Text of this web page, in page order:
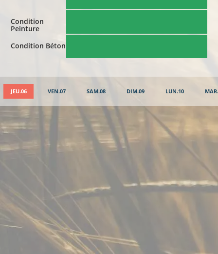
Condition
Peinture
Condition Béton
JEU.06 VEN.07 SAM.08 DIM.09 LUN.10